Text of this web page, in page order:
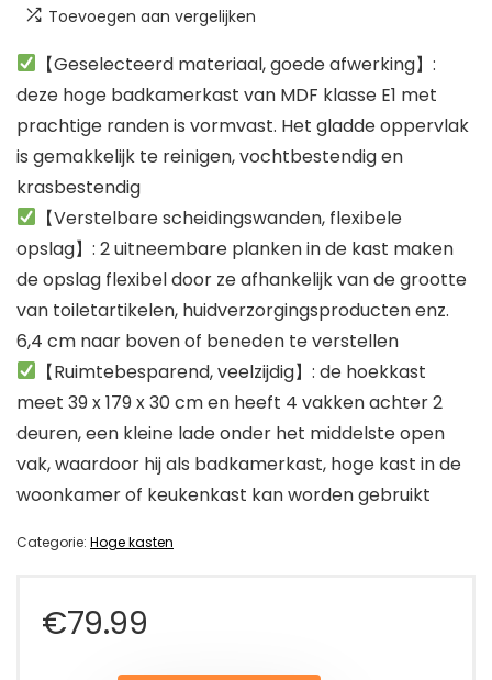
Toevoegen aan vergelijken
【Geselecteerd materiaal, goede afwerking】:
deze hoge badkamerkast van MDF klasse E1 met
prachtige randen is vormvast. Het gladde oppervlak
is gemakkelijk te reinigen, vochtbestendig en
krasbestendig
【Verstelbare scheidingswanden, flexibele
opslag】: 2 uitneembare planken in de kast maken
de opslag flexibel door ze afhankelijk van de grootte
van toiletartikelen, huidverzorgingsproducten enz.
6,4 cm naar boven of beneden te verstellen
【Ruimtebesparend, veelzijdig】: de hoekkast
meet 39 x 179 x 30 cm en heeft 4 vakken achter 2
deuren, een kleine lade onder het middelste open
vak, waardoor hij als badkamerkast, hoge kast in de
woonkamer of keukenkast kan worden gebruikt
Categorie: Hoge kasten
€79.99